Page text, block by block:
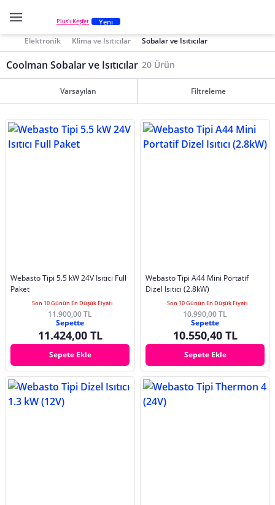
Plus'ı Keşfet Yeni
Elektronik Klima ve Isıtıcılar Sobalar ve Isıtıcılar
Coolman Sobalar ve Isıtıcılar 20 Ürün
Varsayılan Filtreleme
Webasto Tipi 5.5 kW 24V Isıtıcı Full
Paket
Son 10 Günün En Düşük Fiyatı
11.900,00 TL
Sepette
11.424,00 TL
Sepete Ekle
Webasto Tipi A44 Mini Portatif
Dizel Isıtıcı (2.8kW)
Son 10 Günün En Düşük Fiyatı
10.990,00 TL
Sepette
10.550,40 TL
Sepete Ekle